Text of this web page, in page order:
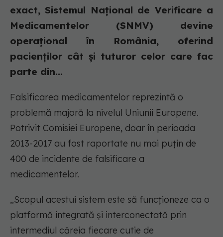
exact, Sistemul Național de Verificare a
Medicamentelor (SNMV) devine
operațional în România, oferind
pacienților cât și tuturor celor care fac
parte din...
Falsificarea medicamentelor reprezintă o
problemă majoră la nivelul Uniunii Europene.
Potrivit Comisiei Europene, doar în perioada
2013-2017 au fost raportate nu mai puțin de
400 de incidente de falsificare a
medicamentelor.
„Scopul acestui sistem este să funcționeze ca o
platformă integrată și interconectată prin
intermediul căreia fiecare cutie de